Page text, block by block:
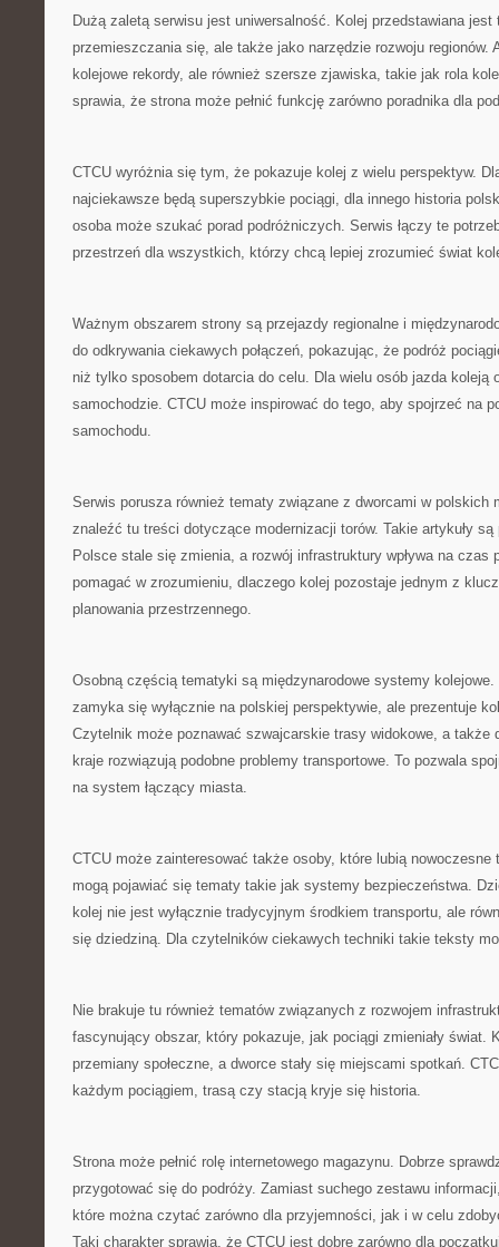
Dużą zaletą serwisu jest uniwersalność. Kolej przedstawiana
przemieszczania się, ale także jako narzędzie rozwoju regionów.
kolejowe rekordy, ale również szersze zjawiska, takie jak rola
sprawia, że strona może pełnić funkcję zarówno poradnika dla
CTCU wyróżnia się tym, że pokazuje kolej z wielu perspektyw.
najciekawsze będą superszybkie pociągi, dla innego historia
osoba może szukać porad podróżniczych. Serwis łączy te
przestrzeń dla wszystkich, którzy chcą lepiej zrozumieć świat
Ważnym obszarem strony są przejazdy regionalne i
do odkrywania ciekawych połączeń, pokazując, że podróż
niż tylko sposobem dotarcia do celu. Dla wielu osób jazda koleją
samochodzie. CTCU może inspirować do tego, aby spojrzeć na
samochodu.
Serwis porusza również tematy związane z dworcami w polskich
znaleźć tu treści dotyczące modernizacji torów. Takie artykuły
Polsce stale się zmienia, a rozwój infrastruktury wpływa na czas
pomagać w zrozumieniu, dlaczego kolej pozostaje jednym z
planowania przestrzennego.
Osobną częścią tematyki są międzynarodowe systemy
zamyka się wyłącznie na polskiej perspektywie, ale prezentuje
Czytelnik może poznawać szwajcarskie trasy widokowe, a także
kraje rozwiązują podobne problemy transportowe. To pozwala
na system łączący miasta.
CTCU może zainteresować także osoby, które lubią nowoczesne
mogą pojawiać się tematy takie jak systemy bezpieczeństwa.
kolej nie jest wyłącznie tradycyjnym środkiem transportu, ale
się dziedziną. Dla czytelników ciekawych techniki takie teksty
Nie brakuje tu również tematów związanych z rozwojem
fascynujący obszar, który pokazuje, jak pociągi zmieniały świat.
przemiany społeczne, a dworce stały się miejscami spotkań.
każdym pociągiem, trasą czy stacją kryje się historia.
Strona może pełnić rolę internetowego magazynu. Dobrze
przygotować się do podróży. Zamiast suchego zestawu
które można czytać zarówno dla przyjemności, jak i w celu
Taki charakter sprawia, że CTCU jest dobre zarówno dla